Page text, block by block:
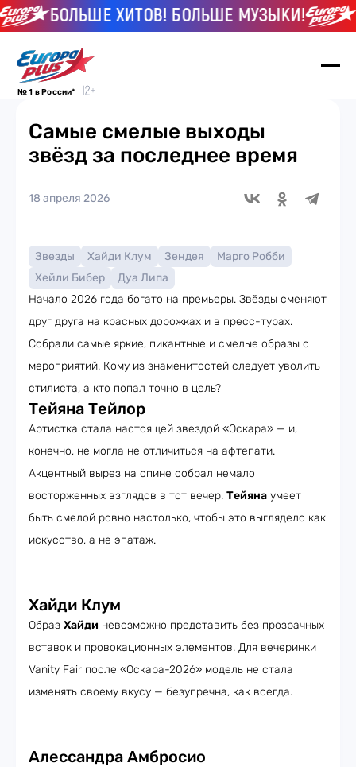
БОЛЬШЕ ХИТОВ! БОЛЬШЕ МУЗЫКИ!
№ 1 в России*
Самые смелые выходы
звёзд за последнее время
18 апреля 2026
Звезды Хайди Клум Зендея
Марго Робби
Хейли Бибер
Дуа Липа
Начало 2026 года богато на премьеры. Звёзды сменяют
друг друга на красных дорожках и в пресс-турах.
Собрали самые яркие, пикантные и смелые образы с
мероприятий. Кому из знаменитостей следует уволить
стилиста, а кто попал точно в цель?
Тейяна Тейлор
Артистка стала настоящей звездой «Оскара» — и,
конечно, не могла не отличиться на афтепати.
Акцентный вырез на спине собрал немало
восторженных взглядов в тот вечер. Тейяна умеет
быть смелой ровно настолько, чтобы это выглядело как
искусство, а не эпатаж.
Хайди Клум
Образ Хайди невозможно представить без прозрачных
вставок и провокационных элементов. Для вечеринки
Vanity Fair после «Оскара-2026» модель не стала
изменять своему вкусу — безупречна, как всегда.
Алессандра Амбросио